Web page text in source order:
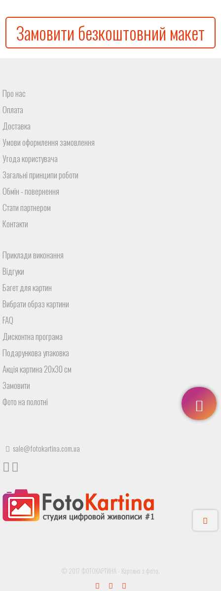
Замовити безкоштовний макет
Про нас
Оплата
Доставка
Умови оформлення замовлення
Угода користувача
Загальні принципи роботи
Обмін - повернення
Стати партнером
Контакти
Приклади виконання
Відгуки
Багет для картин
Вибрати образ картини
FAQ
Дисконтна програма
Подарункова упаковка
Акція картина 20х30 см
Замовити
Фото на полотні
sale@fotokartina.com.ua
© 2017 ФОТОКАРТИНА - Картина з фото.